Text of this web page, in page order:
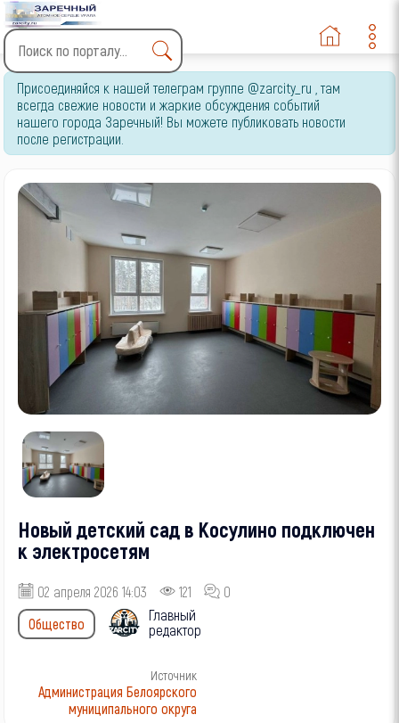
Type 2 or more characters
for results.
Присоединяйся к нашей телеграм группе @zarcity_ru , там
всегда свежие новости и жаркие обсуждения событий
нашего города Заречный! Вы можете публиковать новости
после регистрации.
Новый детский сад в Косулино подключен
к электросетям
02 апреля 2026 14:03 121
0
Общество
Главный
редактор
Источник
Администрация Белоярского
муниципального округа